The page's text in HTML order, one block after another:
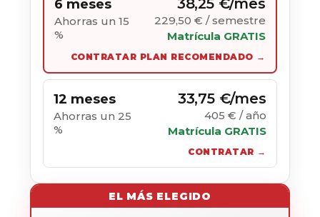
6 meses
Ahorras un 15
%
229,50 € / semestre
Matrícula GRATIS
CONTRATAR PLAN RECOMENDADO →
12 meses
Ahorras un 25
%
33,75 €/mes
405 € / año
Matrícula GRATIS
CONTRATAR →
EL MÁS ELEGIDO